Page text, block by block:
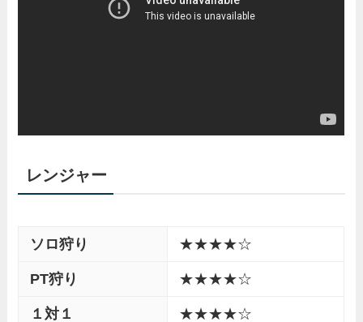
レンジャー
ソロ狩り ★★★★☆
PT狩り ★★★★☆
１対１ ★★★★☆